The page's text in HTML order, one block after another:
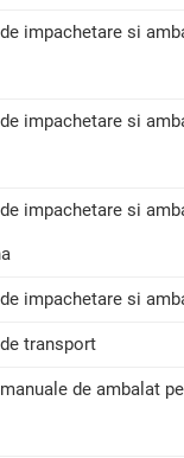
impachetare si
impachetare si
impachetare si
impachetare si
transport
de ambalat